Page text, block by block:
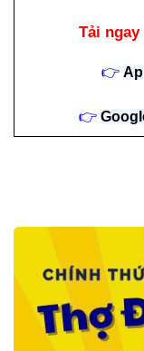
Tải
👉
👉